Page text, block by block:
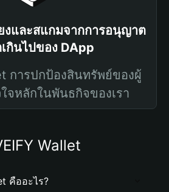
งและสแกมจากการอนุญาต
กินไปของ DApp
การปกป้องสินทรัพย์ของผู้
จหลักในพันธกิจของเรา
Wallet
คืออะไร?